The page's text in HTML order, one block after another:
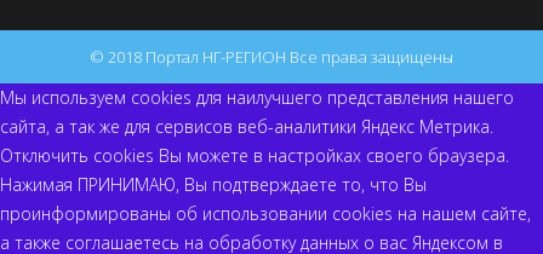
© 2018 Портал НГ-РЕГИОН Все права защищены
Мы используем cookies для наилучшего представления нашего
сайта, а так же для сервисов веб-аналитики Яндекс Метрика.
Отключить cookies Вы можете в настройках своего браузера.
Нажимая ПРИНИМАЮ, Вы подтверждаете то, что Вы
проинформированы об использовании cookies на нашем сайте,
а также соглашаетесь на обработку данных о вас Яндексом в